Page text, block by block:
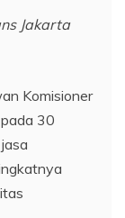
Jakarta
Komisioner
30